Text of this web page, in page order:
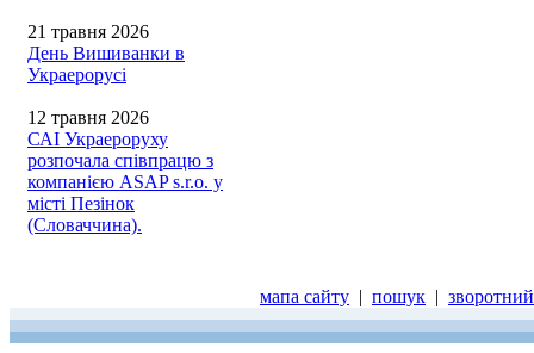
21 травня 2026
День Вишиванки в
Украерорусі
12 травня 2026
САІ Украероруху
розпочала співпрацю з
компанією ASAP s.r.o. у
місті Пезінок
(Словаччина).
мапа сайту | пошук |